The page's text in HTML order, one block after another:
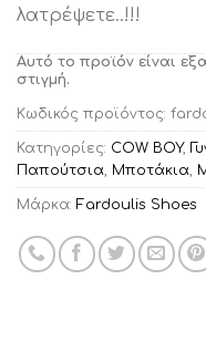
λατρέψετε..!!!
Αυτό το προϊόν είναι
στιγμή.
Κωδικός προϊόντος:
Κατηγορίες: COW BOY,
Παπούτσια, Μποτάκια,
Μάρκα: Fardoulis Shoes